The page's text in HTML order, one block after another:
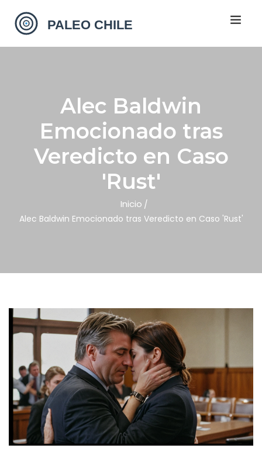
Alec Baldwin
Emocionado tras
Veredicto en Caso
'Rust'
Inicio
Alec Baldwin Emocionado tras Veredicto en Caso 'Rust'